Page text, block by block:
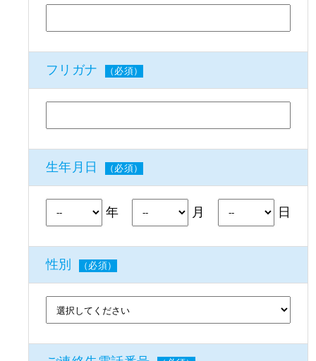
フリガナ （必須）
生年月日 （必須）
年 月 日
性別 （必須）